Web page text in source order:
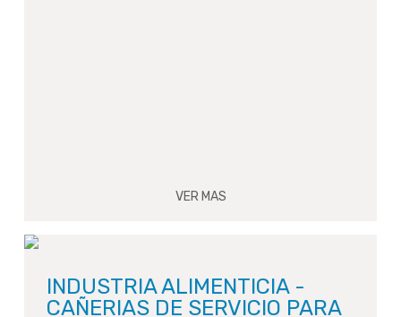
VER MAS
INDUSTRIA ALIMENTICIA -
CAÑERIAS DE SERVICIO PARA